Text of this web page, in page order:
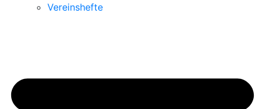
Vereinshefte